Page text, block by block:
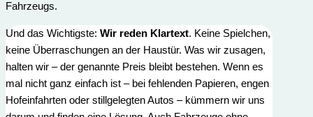
Fahrzeugs.
Und das Wichtigste: Wir reden Klartext. Keine Spielchen,
keine Überraschungen an der Haustür. Was wir zusagen,
halten wir – der genannte Preis bleibt bestehen. Wenn es
mal nicht ganz einfach ist – bei fehlenden Papieren, engen
Hofeinfahrten oder stillgelegten Autos – kümmern wir uns